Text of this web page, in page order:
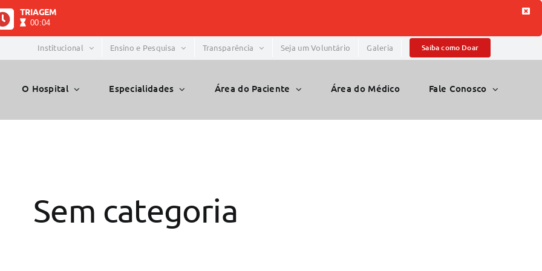
TRIAGEM
00:04
Institucional Ensino e Pesquisa Transparência Seja um Voluntário Galeria Saiba como Doar
O Hospital Especialidades Área do Paciente Área do Médico Fale Conosco
Sem categoria